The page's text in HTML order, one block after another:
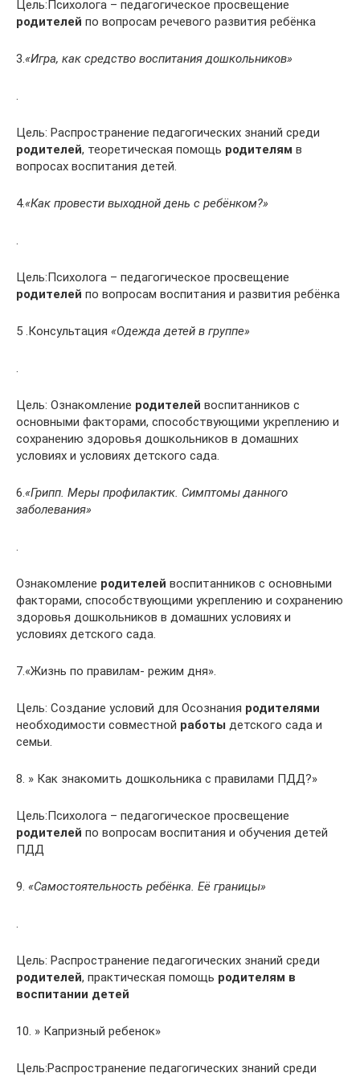
Цель:Психолога – педагогическое просвещение
родителей по вопросам речевого развития ребёнка
3.«Игра, как средство воспитания дошкольников»
.
Цель: Распространение педагогических знаний среди
родителей, теоретическая помощь родителям в
вопросах воспитания детей.
4.«Как провести выходной день с ребёнком?»
.
Цель:Психолога – педагогическое просвещение
родителей по вопросам воспитания и развития ребёнка
5 .Консультация «Одежда детей в группе»
.
Цель: Ознакомление родителей воспитанников с
основными факторами, способствующими укреплению и
сохранению здоровья дошкольников в домашних
условиях и условиях детского сада.
6.«Грипп. Меры профилактик. Симптомы данного
заболевания»
.
Ознакомление родителей воспитанников с основными
факторами, способствующими укреплению и сохранению
здоровья дошкольников в домашних условиях и
условиях детского сада.
7.«Жизнь по правилам- режим дня».
Цель: Создание условий для Осознания родителями
необходимости совместной работы детского сада и
семьи.
8. » Как знакомить дошкольника с правилами ПДД?»
Цель:Психолога – педагогическое просвещение
родителей по вопросам воспитания и обучения детей
ПДД
9. «Самостоятельность ребёнка. Её границы»
.
Цель: Распространение педагогических знаний среди
родителей, практическая помощь родителям в
воспитании детей
10. » Капризный ребенок»
Цель:Распространение педагогических знаний среди